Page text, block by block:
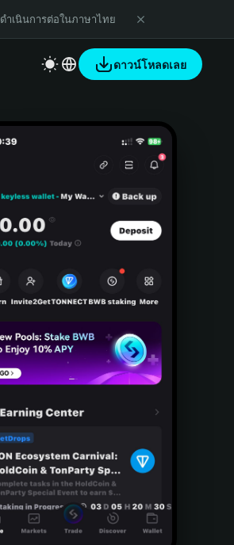
ดำเนินการต่อในภาษาไทย
ดาวน์โหลดเลย